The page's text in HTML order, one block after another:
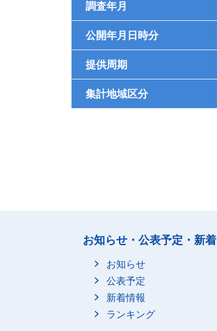
調査年月
公開年月日時分
提供周期
集計地域区分
お知らせ・公表予定・新着
お知らせ
公表予定
新着情報
ランキング